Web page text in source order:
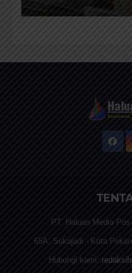
Terbaik
PT. Haluan Media
65A, Sukajadi - Kota
Hubungi kami: